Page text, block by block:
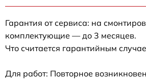
Гарантия от сервиса: на
комплектующие — до 3 месяцев.
Что считается гарантийным
Для работ: Повторное